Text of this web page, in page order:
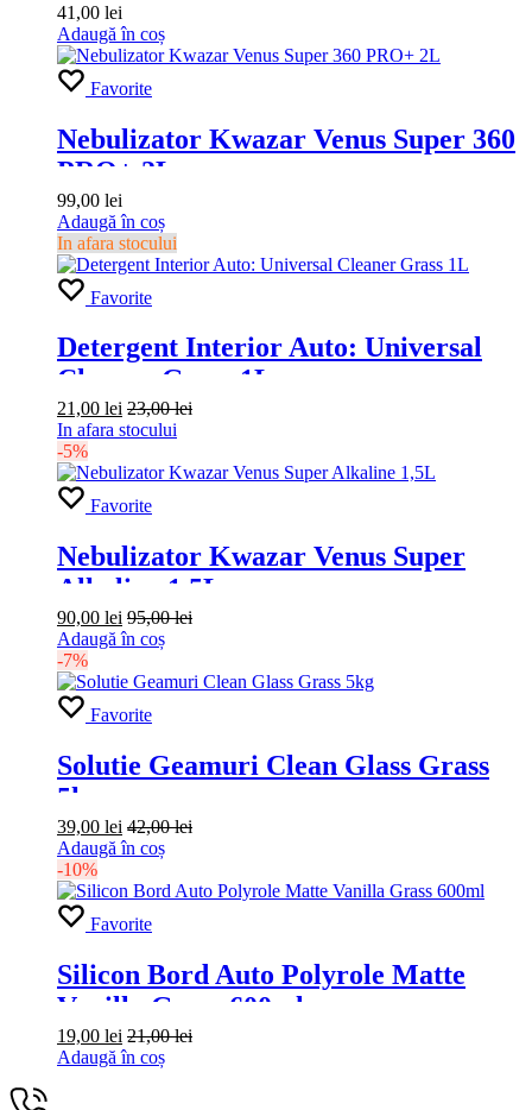
41,00 lei
Adaugă în coș
Favorite
Nebulizator Kwazar Venus Super 360
PRO+ 2L
99,00 lei
Adaugă în coș
In afara stocului
Favorite
Detergent Interior Auto: Universal
Cleaner Grass 1L
21,00 lei 23,00lei
In afara stocului
-5%
Favorite
Nebulizator Kwazar Venus Super
Alkaline 1,5L
90,00 lei 95,00lei
Adaugă în coș
-7%
Favorite
Solutie Geamuri Clean Glass Grass
5kg
39,00 lei 42,00lei
Adaugă în coș
-10%
Favorite
Silicon Bord Auto Polyrole Matte
Vanilla Grass 600ml
19,00 lei 21,00lei
Adaugă în coș